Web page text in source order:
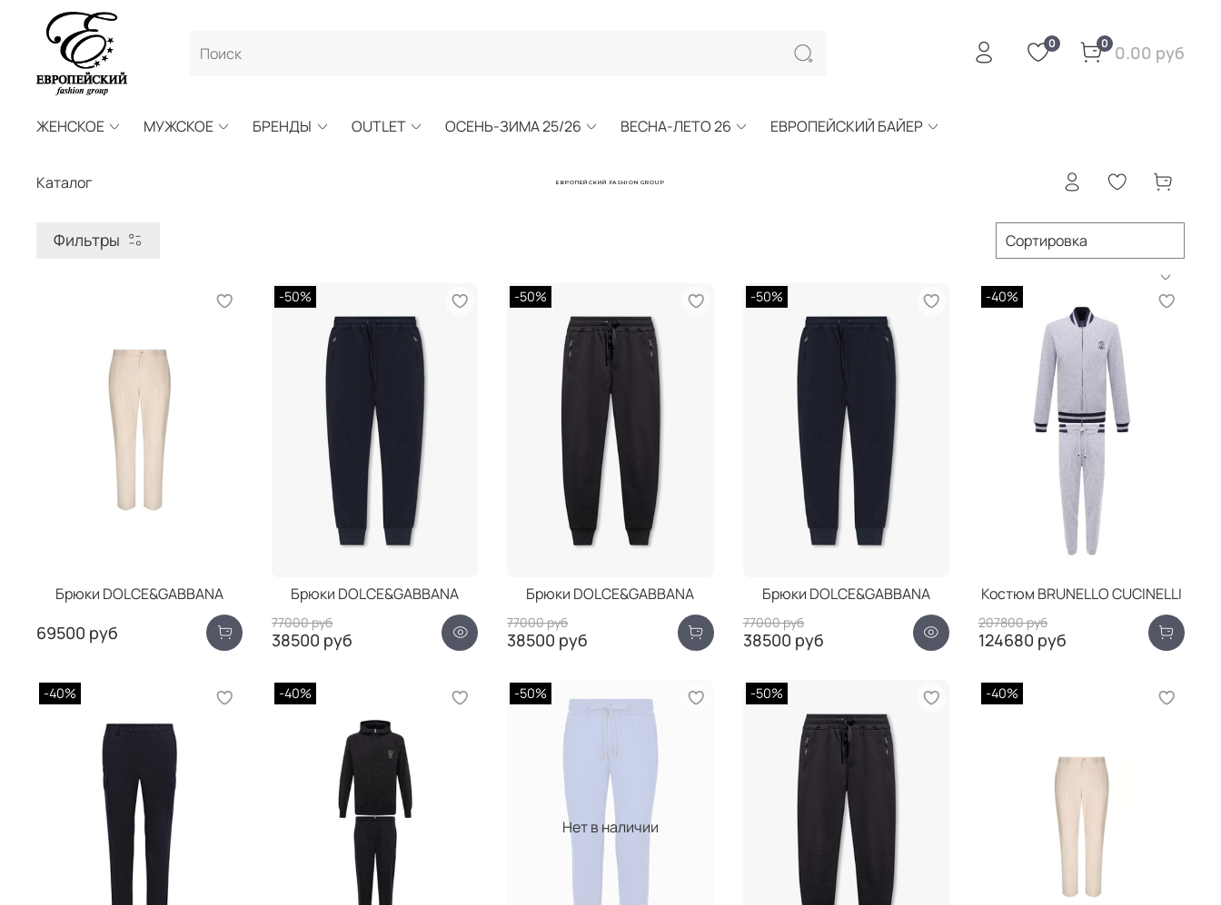
0 0 0.00 руб
ЖЕНСКОЕ МУЖСКОЕ БРЕНДЫ OUTLET ОСЕНЬ-ЗИМА 25/26 ВЕСНА-ЛЕТО 26 ЕВРОПЕЙСКИЙ БАЙЕР
ЕВРОПЕЙСКИЙ FASHION GROUP
Каталог
Фильтры
Брюки DOLCE&GABBANA
69500 руб
-50%
Брюки DOLCE&GABBANA
77000 руб
38500 руб
-50%
Брюки DOLCE&GABBANA
77000 руб
38500 руб
-50%
Брюки DOLCE&GABBANA
77000 руб
38500 руб
-40%
Костюм BRUNELLO CUCINELLI
207800 руб
124680 руб
-40% -40%
Нет в наличии
-50% -50% -40%